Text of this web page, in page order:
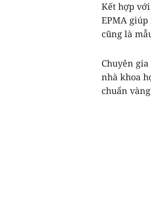
Kết hợp
EPMA
cũng là
Chuyên
nhà khoa
chuẩn